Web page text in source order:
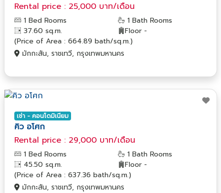
Rental price : 25,000 บาท/เดือน
1 Bed Rooms
1 Bath Rooms
37.60 sq.m.
Floor -
(Price of Area : 664.89 bath/sq.m.)
มักกะสัน, ราชเทวี, กรุงเทพมหานคร
เช่า - คอนโดมิเนียม
คิว อโศก
Rental price : 29,000 บาท/เดือน
1 Bed Rooms
1 Bath Rooms
45.50 sq.m.
Floor -
(Price of Area : 637.36 bath/sq.m.)
มักกะสัน, ราชเทวี, กรุงเทพมหานคร